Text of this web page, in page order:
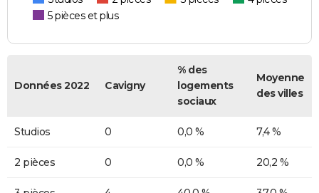
5 pièces et plus
Données 2022 Cavigny
% des
logements
sociaux
Moyenne
des villes
Studios 0 0,0 % 7,4 %
2 pièces 0 0,0 % 20,2 %